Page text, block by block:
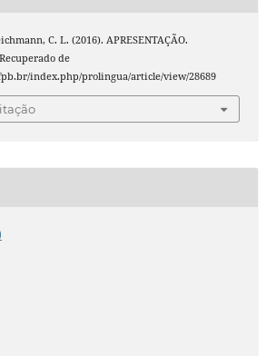
C. L. (2016). APRESENTAÇÃO.
de
index.php/prolingua/article/view/28689